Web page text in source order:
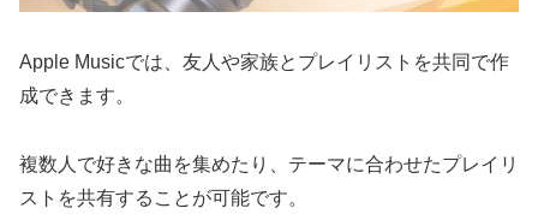
Apple Musicでは、友人や家族とプレイリストを共同で作
成できます。
複数人で好きな曲を集めたり、テーマに合わせたプレイリ
ストを共有することが可能です。